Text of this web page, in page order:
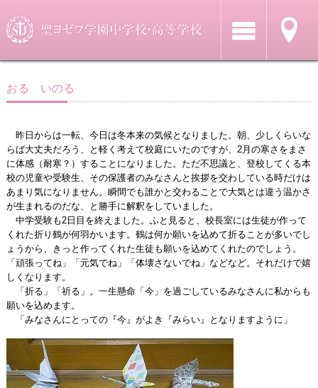
おる いのる
昨日からは一転、今日は冬本来の気候となりました。朝、少しくらいな
らば大丈夫だろう、と軽く考えて校庭にいたのですが、2月の寒さをまさ
に体感（耐寒？）することになりました。ただ不思議と、登校してくる本
校の児童や受験生、その保護者のみなさんと挨拶を交わしている時だけは
あまり気になりません。瞬間でも誰かと交わることで大気とは違う温かさ
が生まれるのだな、と勝手に解釈をしていました。
中学受験も2日目を終えました。ふと見ると、校長室には生徒が作って
くれた折り鶴が何羽かいます。鶴は何か願いを込めて折ることが多いでし
ょうから、きっと作ってくれた生徒も願いを込めてくれたのでしょう。
「頑張ってね」「元気でね」「体壊さないでね」などなど。それだけで嬉
しくなります。
「折る」「祈る」。一生懸命「今」を過ごしているみなさんに私からも
願いを込めます。
「みなさんにとっての『今』がよき『みらい』となりますように」